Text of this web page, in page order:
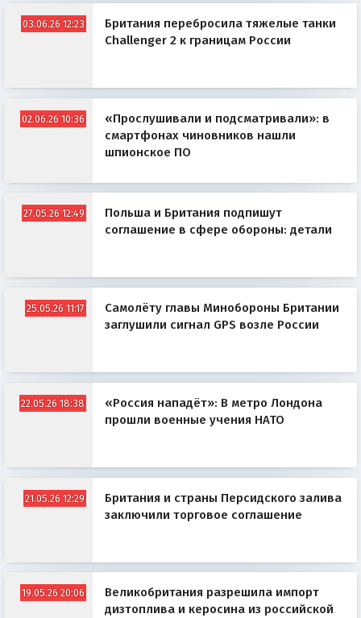
03.06.26 12:23
Британия перебросила тяжелые танки
Challenger 2 к границам России
02.06.26 10:36
«Прослушивали и подсматривали»: в
смартфонах чиновников нашли
шпионское ПО
27.05.26 12:49
Польша и Британия подпишут
соглашение в сфере обороны: детали
25.05.26 11:17
Самолёту главы Минобороны Британии
заглушили сигнал GPS возле России
22.05.26 18:38
«Россия нападёт»: В метро Лондона
прошли военные учения НАТО
21.05.26 12:29
Британия и страны Персидского залива
заключили торговое соглашение
19.05.26 20:06
Великобритания разрешила импорт
дизтоплива и керосина из российской